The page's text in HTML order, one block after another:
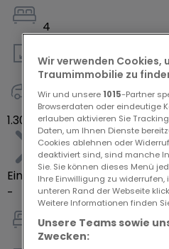
4
167m²
2
1.307.449 €
Einfamilienhaus
-
4
Wir verwenden Cookies,
Traumimmobilie zu
Wir und unsere 1015-Partner
Browserdaten oder eindeutige
erlauben aktivieren Sie
Daten, um Ihnen Dienste
Cookies ablehnen oder
deaktiviert sind, sind manche
Sie. Sie können dieses Menü
Ihre Einwilligung zu
unteren Rand der Webseite
Weitere Informationen finden
Unsere Teams sowie
Zwecken: